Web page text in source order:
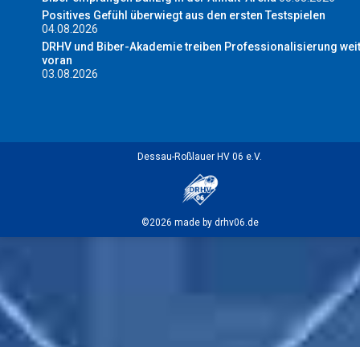
Positives Gefühl überwiegt aus den ersten Testspielen
04.08.2026
DRHV und Biber-Akademie treiben Professionalisierung
voran
03.08.2026
Dessau-Roßlauer HV 06 e.V.
©2026 made by drhv06.de